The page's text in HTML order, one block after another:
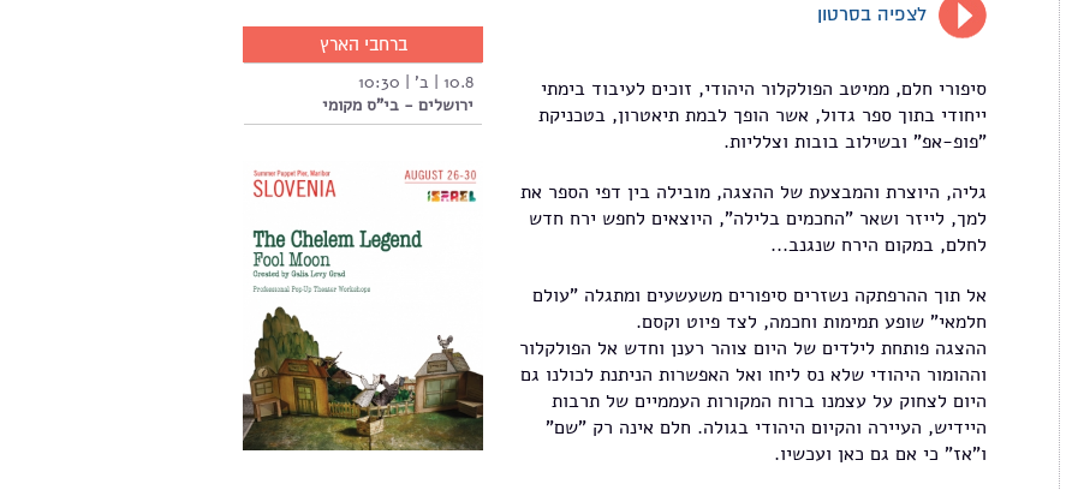
לצפיה בסרטון
סיפורי חלם, ממיטב הפולקלור היהודי, זוכים לעיבוד בימתי
ייחודי בתוך ספר גדול, אשר הופך לבמת תיאטרון, בטכניקת
"פופ-אפ" ובשילוב בובות וצלליות.
גליה, היוצרת והמבצעת של ההצגה, מובילה בין דפי הספר את
למך, לייזר ושאר "החכמים בלילה", היוצאים לחפש ירח חדש
לחלם, במקום הירח שנגנב...
אל תוך ההרפתקה נשזרים סיפורים משעשעים ומתגלה "עולם
חלמאי" שופע תמימות וחכמה, לצד פיוט וקסם.
ההצגה פותחת לילדים של היום צוהר רענן וחדש אל הפולקלור
וההומור היהודי שלא נס ליחו ואל האפשרות הניתנת לכולנו גם
היום לצחוק על עצמנו ברוח המקורות העממיים של תרבות
היידיש, העיירה והקיום היהודי בגולה. חלם אינה רק "שם"
ו"אז" כי אם גם כאן ועכשיו.
ברחבי הארץ
10.8 | ב' | 10:30
ירושלים - בי"ס מקומי